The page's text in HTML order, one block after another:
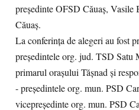
președinte OFSD Căuaș, Vasile
Căuaș.
La conferința de alegeri au fost
președintele org. jud. TSD Satu
primarul orașului Tășnad și
- președintele org. mun. PSD
vicepreședinte org. mun. PSD